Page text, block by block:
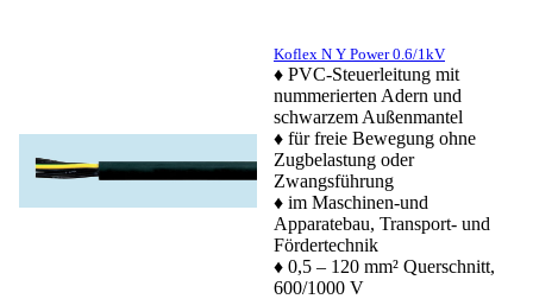
Koflex N Y Power 0.6/1kV
♦ PVC-Steuerleitung mit
nummerierten Adern und
schwarzem Außenmantel
♦ für freie Bewegung ohne
Zugbelastung oder
Zwangsführung
♦ im Maschinen-und
Apparatebau, Transport- und
Fördertechnik
♦ 0,5 – 120 mm² Querschnitt,
600/1000 V